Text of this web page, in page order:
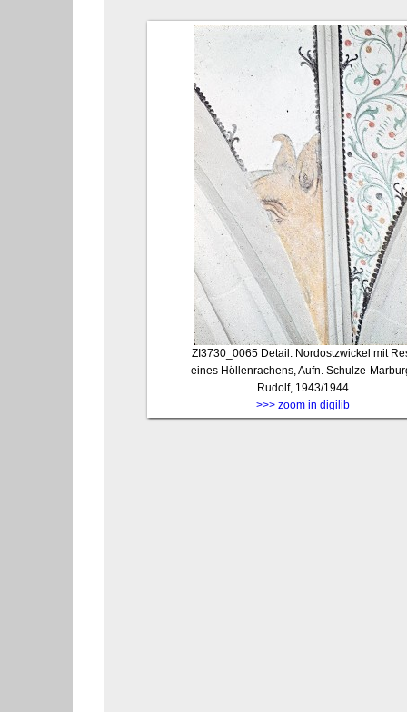
ZI3730_0065 Detail: Nordostzwickel mit
eines Höllenrachens, Aufn. Schulze-
Rudolf, 1943/1944
>>> zoom in digilib